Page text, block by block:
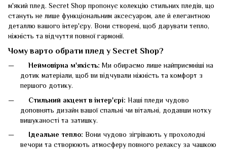
м'який плед. Secret Shop пропонує колекцію стильних пледів, що
стануть не лише функціональним аксесуаром, але й елегантною
деталлю вашого інтер'єру. Вони створені, щоб дарувати тепло,
ніжність та відчуття повної гармонії.
Чому варто обрати плед у Secret Shop?
Неймовірна м'якість: Ми обираємо лише найприємніші на
дотик матеріали, щоб ви відчували ніжність та комфорт з
першого дотику.
Стильний акцент в інтер'єрі: Наші пледи чудово
доповнять дизайн вашої спальні чи вітальні, додавши нотку
вишуканості та затишку.
Ідеальне тепло: Вони чудово зігрівають у прохолодні
вечори та створюють атмосферу повного релаксу за чашкою